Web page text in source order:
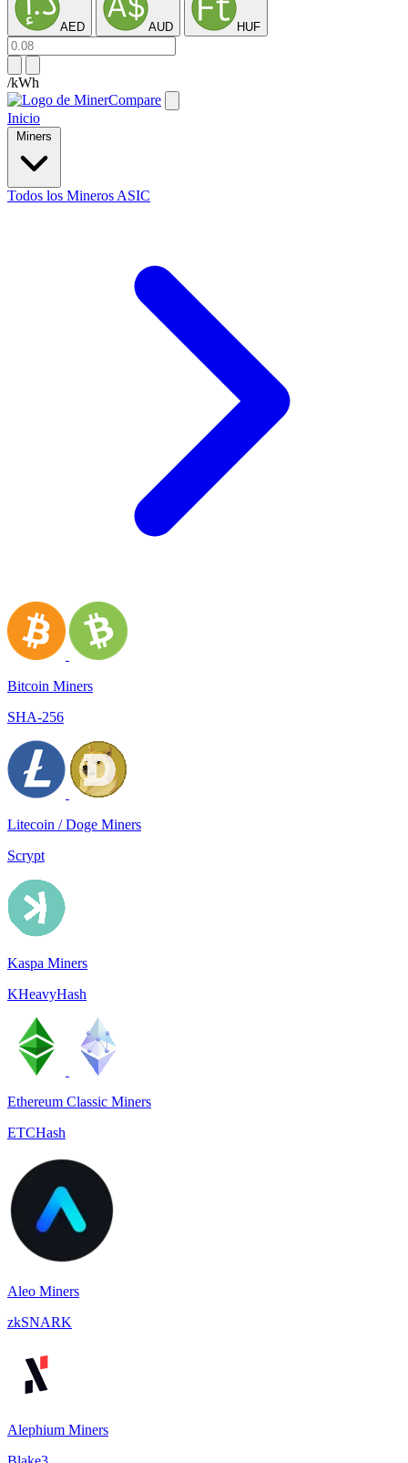
AED AUD HUF
/kWh
Inicio
Miners
Todos los Mineros ASIC
Bitcoin Miners
SHA-256
Litecoin / Doge Miners
Scrypt
Kaspa Miners
KHeavyHash
Ethereum Classic Miners
ETCHash
Aleo Miners
zkSNARK
Alephium Miners